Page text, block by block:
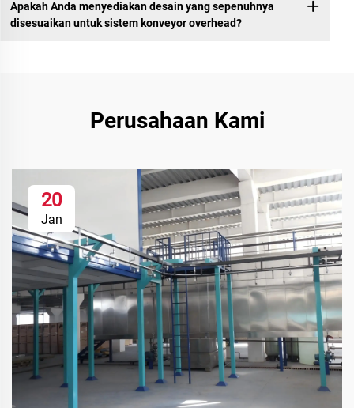
Apakah Anda menyediakan desain yang sepenuhnya
disesuaikan untuk sistem konveyor overhead?
Perusahaan Kami
20
Jan